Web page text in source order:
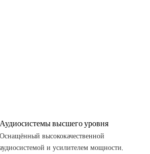
Аудиосистемы высшего уровня
Оснащённый высококачественной
аудиосистемой и усилителем мощности,